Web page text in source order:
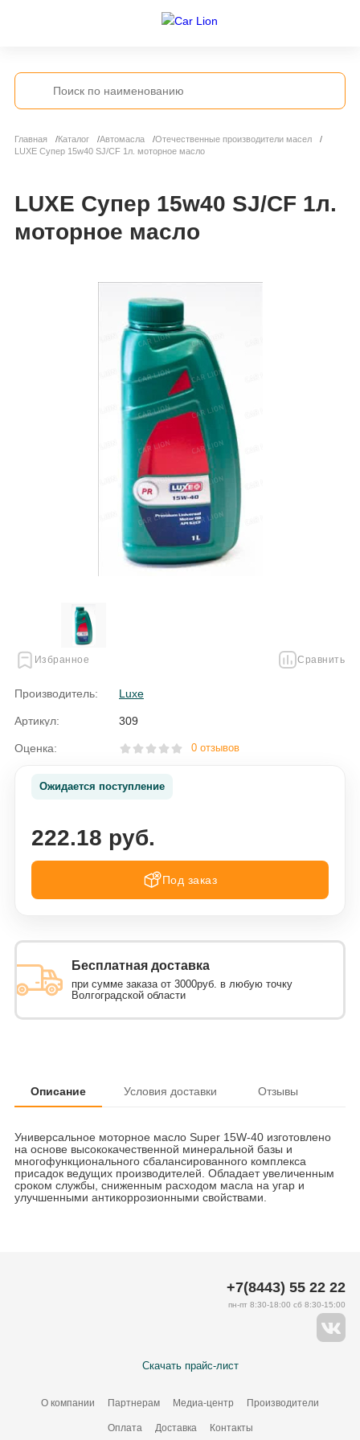
Главная Каталог Автомасла
Отечественные производители масел
LUXE Супер 15w40 SJ/CF 1л. моторное масло
LUXE Супер 15w40 SJ/CF 1л.
моторное масло
Избранное Сравнить
Производитель: Luxe
Артикул: 309
Оценка: 0 отзывов
Ожидается поступление
222.18 руб.
Под заказ
Бесплатная доставка
при сумме заказа от 3000руб. в любую точку
Волгоградской области
Описание Условия доставки Отзывы
Универсальное моторное масло Super 15W-40 изготовлено
на основе высококачественной минеральной базы и
многофункционального сбалансированного комплекса
присадок ведущих производителей. Обладает увеличенным
сроком службы, сниженным расходом масла на угар и
улучшенными антикоррозионными свойствами.
Скачать прайс-лист
О компании Партнерам Медиа-центр Производители
Оплата Доставка Контакты
+7(8443) 55 22 22
пн-пт 8:30-18:00 сб 8:30-15:00